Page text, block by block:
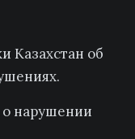
Казахстан об
нарушении